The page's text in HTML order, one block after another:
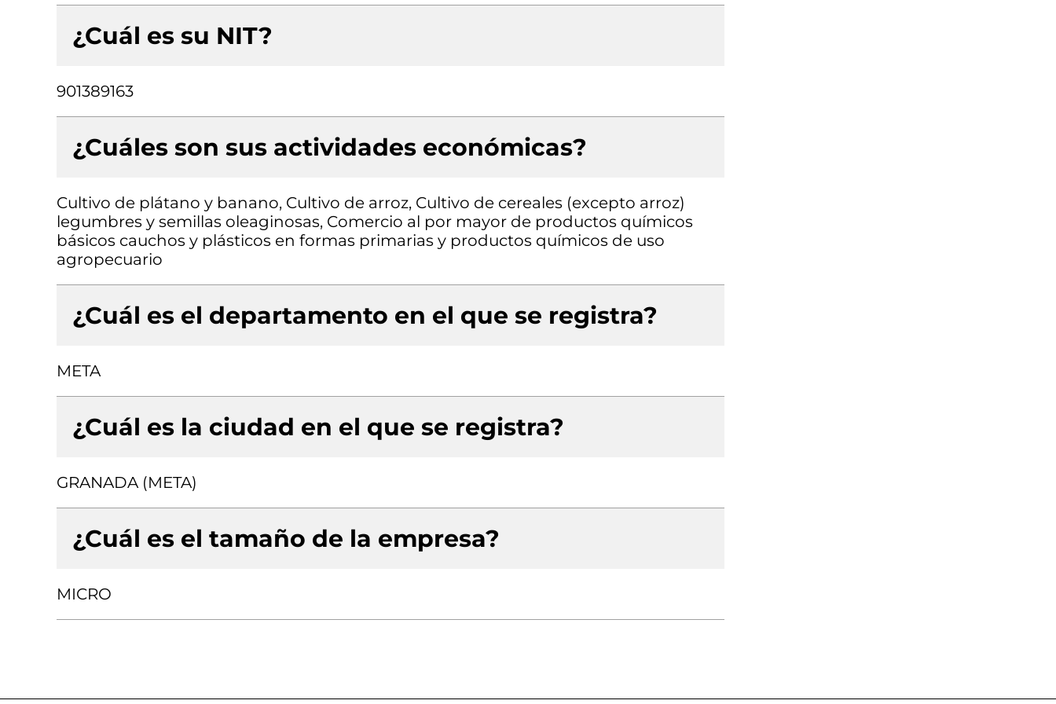
¿Cuál es su NIT?
901389163
¿Cuáles son sus actividades económicas?
Cultivo de plátano y banano, Cultivo de arroz, Cultivo de cereales (excepto arroz)
legumbres y semillas oleaginosas, Comercio al por mayor de productos químicos
básicos cauchos y plásticos en formas primarias y productos químicos de uso
agropecuario
¿Cuál es el departamento en el que se registra?
META
¿Cuál es la ciudad en el que se registra?
GRANADA (META)
¿Cuál es el tamaño de la empresa?
MICRO